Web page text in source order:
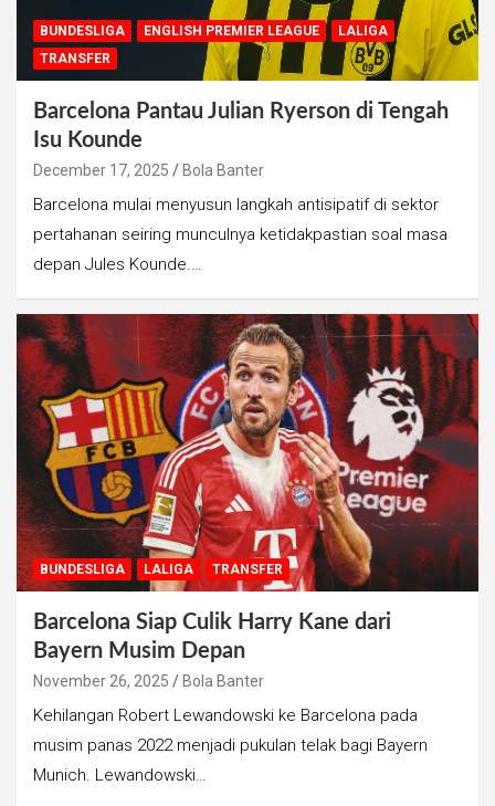
BUNDESLIGA ENGLISH PREMIER LEAGUE
LALIGA
TRANSFER
Barcelona Pantau Julian Ryerson di Tengah
Isu Kounde
December 17, 2025 Bola Banter
Barcelona mulai menyusun langkah antisipatif di sektor
pertahanan seiring munculnya ketidakpastian soal masa
depan Jules Kounde.…
BUNDESLIGA LALIGA TRANSFER
Barcelona Siap Culik Harry Kane dari
Bayern Musim Depan
November 26, 2025 Bola Banter
Kehilangan Robert Lewandowski ke Barcelona pada
musim panas 2022 menjadi pukulan telak bagi Bayern
Munich. Lewandowski…